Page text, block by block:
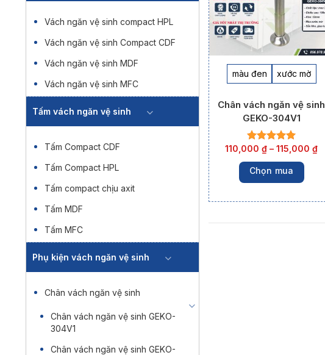
Vách ngăn vệ sinh compact HPL
Vách ngăn vệ sinh Compact CDF
Vách ngăn vệ sinh MDF
Vách ngăn vệ sinh MFC
Tấm vách ngăn vệ sinh
Tấm Compact CDF
Tấm Compact HPL
Tấm compact chịu axit
Tấm MDF
Tấm MFC
Phụ kiện vách ngăn vệ sinh
Chân vách ngăn vệ sinh
Chân vách ngăn vệ sinh GEKO-
304V1
Chân vách ngăn vệ sinh GEKO-
màu đen xước mờ
Chân vách ngăn vệ sinh
GEKO-304V1
110,000₫ –115,000₫
Chọn mua